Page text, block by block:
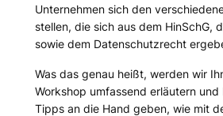
Unternehmen sich den
stellen, die sich aus dem HinSchG,
sowie dem Datenschutzrecht
Was das genau heißt, werden wir
Workshop umfassend erläutern
Tipps an die Hand geben, wie mit